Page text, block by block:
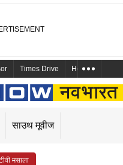
Times Drive Health and Me
साउथ मूवीज
मसाला